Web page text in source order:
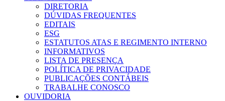
DIRETORIA
DÚVIDAS FREQUENTES
EDITAIS
ESG
ESTATUTOS ATAS E REGIMENTO INTERNO
INFORMATIVOS
LISTA DE PRESENÇA
POLÍTICA DE PRIVACIDADE
PUBLICAÇÕES CONTÁBEIS
TRABALHE CONOSCO
OUVIDORIA